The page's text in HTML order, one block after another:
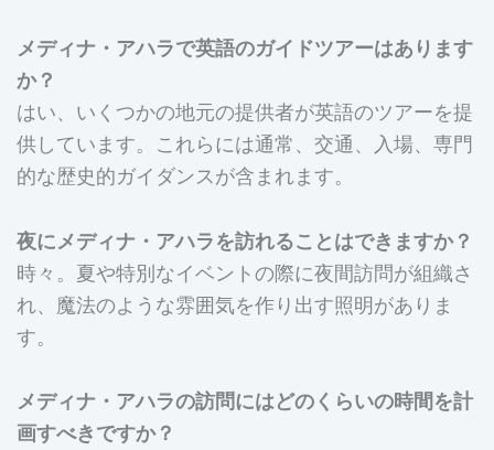
メディナ・アハラで英語のガイドツアーはあります
か？
はい、いくつかの地元の提供者が英語のツアーを提
供しています。これらには通常、交通、入場、専門
的な歴史的ガイダンスが含まれます。
夜にメディナ・アハラを訪れることはできますか？
時々。夏や特別なイベントの際に夜間訪問が組織さ
れ、魔法のような雰囲気を作り出す照明がありま
す。
メディナ・アハラの訪問にはどのくらいの時間を計
画すべきですか？